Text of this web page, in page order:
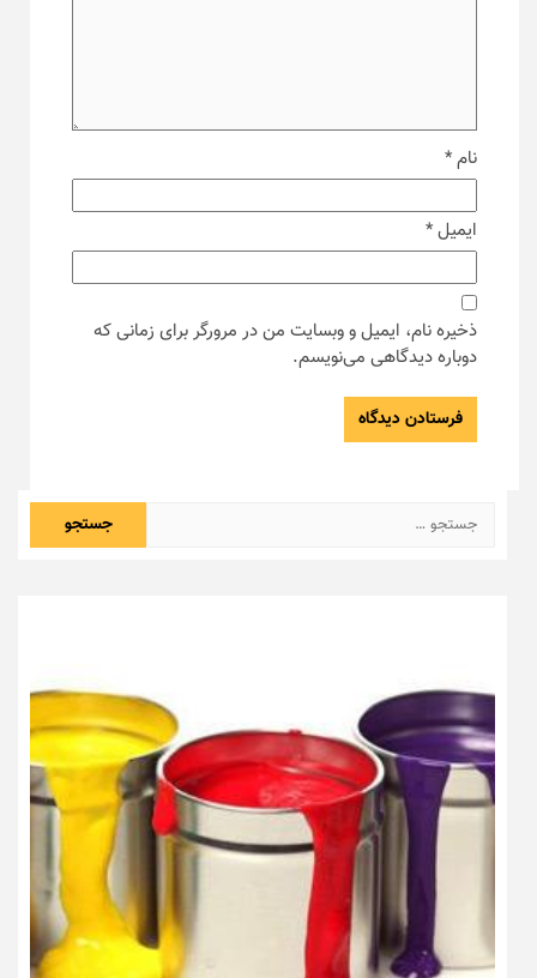
نام*
ایمیل*
ذخیره نام، ایمیل و وبسایت من در مرورگر برای زمانی که
دوباره دیدگاهی می‌نویسم.
جستجو
برای: